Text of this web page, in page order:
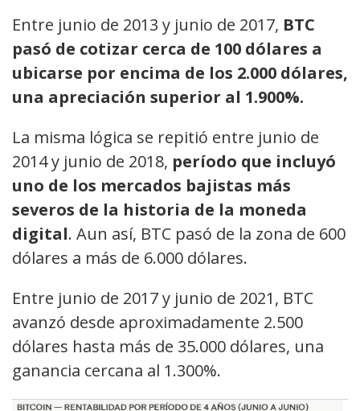
Entre junio de 2013 y junio de 2017, BTC
pasó de cotizar cerca de 100 dólares a
ubicarse por encima de los 2.000 dólares,
una apreciación superior al 1.900%.
La misma lógica se repitió entre junio de
2014 y junio de 2018, período que incluyó
uno de los mercados bajistas más
severos de la historia de la moneda
digital. Aun así, BTC pasó de la zona de 600
dólares a más de 6.000 dólares.
Entre junio de 2017 y junio de 2021, BTC
avanzó desde aproximadamente 2.500
dólares hasta más de 35.000 dólares, una
ganancia cercana al 1.300%.